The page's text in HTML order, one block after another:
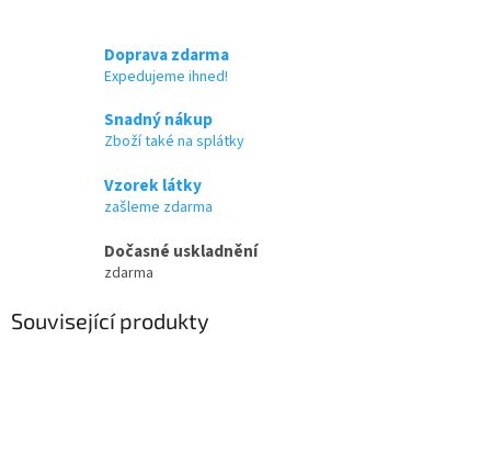
Doprava zdarma
Expedujeme ihned!
Snadný nákup
Zboží také na splátky
Vzorek látky
zašleme zdarma
Dočasné uskladnění
zdarma
Související produkty